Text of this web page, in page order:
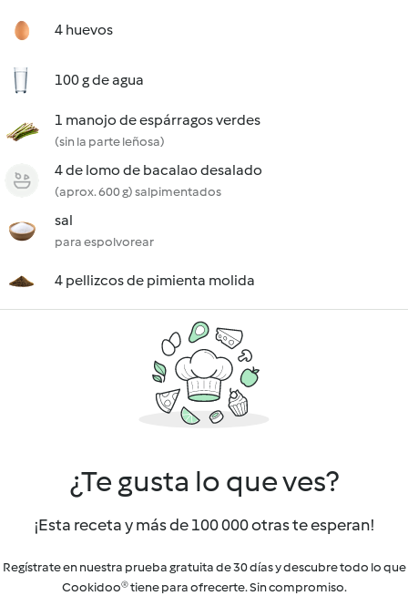
4 huevos
100 g de agua
1 manojo de espárragos verdes
(sin la parte leñosa)
4 de lomo de bacalao desalado
(aprox. 600 g) salpimentados
sal
para espolvorear
4 pellizcos de pimienta molida
¿Te gusta lo que ves?
¡Esta receta y más de 100 000 otras te esperan!
Regístrate en nuestra prueba gratuita de 30 días y descubre todo lo que
Cookidoo® tiene para ofrecerte. Sin compromiso.